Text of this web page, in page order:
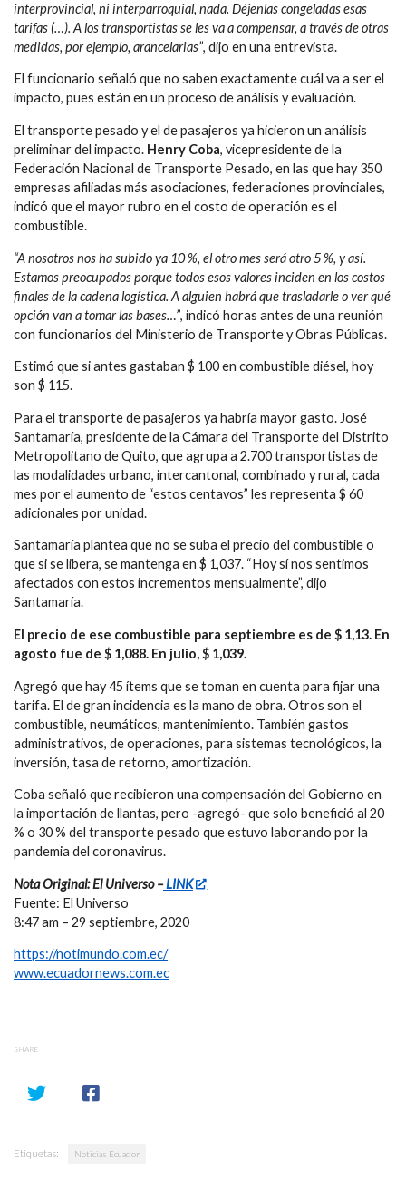
interprovincial, ni interparroquial, nada. Déjenlas congeladas esas
tarifas (…). A los transportistas se les va a compensar, a través de otras
medidas, por ejemplo, arancelarias”, dijo en una entrevista.
El funcionario señaló que no saben exactamente cuál va a ser el
impacto, pues están en un proceso de análisis y evaluación.
El transporte pesado y el de pasajeros ya hicieron un análisis
preliminar del impacto. Henry Coba, vicepresidente de la
Federación Nacional de Transporte Pesado, en las que hay 350
empresas afiliadas más asociaciones, federaciones provinciales,
indicó que el mayor rubro en el costo de operación es el
combustible.
“A nosotros nos ha subido ya 10 %, el otro mes será otro 5 %, y así.
Estamos preocupados porque todos esos valores inciden en los costos
finales de la cadena logística. A alguien habrá que trasladarle o ver qué
opción van a tomar las bases…”, indicó horas antes de una reunión
con funcionarios del Ministerio de Transporte y Obras Públicas.
Estimó que si antes gastaban $ 100 en combustible diésel, hoy
son $ 115.
Para el transporte de pasajeros ya habría mayor gasto. José
Santamaría, presidente de la Cámara del Transporte del Distrito
Metropolitano de Quito, que agrupa a 2.700 transportistas de
las modalidades urbano, intercantonal, combinado y rural, cada
mes por el aumento de “estos centavos” les representa $ 60
adicionales por unidad.
Santamaría plantea que no se suba el precio del combustible o
que si se libera, se mantenga en $ 1,037. “Hoy sí nos sentimos
afectados con estos incrementos mensualmente”, dijo
Santamaría.
El precio de ese combustible para septiembre es de $ 1,13. En
agosto fue de $ 1,088. En julio, $ 1,039.
Agregó que hay 45 ítems que se toman en cuenta para fijar una
tarifa. El de gran incidencia es la mano de obra. Otros son el
combustible, neumáticos, mantenimiento. También gastos
administrativos, de operaciones, para sistemas tecnológicos, la
inversión, tasa de retorno, amortización.
Coba señaló que recibieron una compensación del Gobierno en
la importación de llantas, pero -agregó- que solo benefició al 20
% o 30 % del transporte pesado que estuvo laborando por la
pandemia del coronavirus.
Nota Original: El Universo –LINK
Fuente: El Universo
8:47 am – 29 septiembre, 2020
https://notimundo.com.ec/
www.ecuadornews.com.ec
SHARE
Etiquetas: Noticias Ecuador